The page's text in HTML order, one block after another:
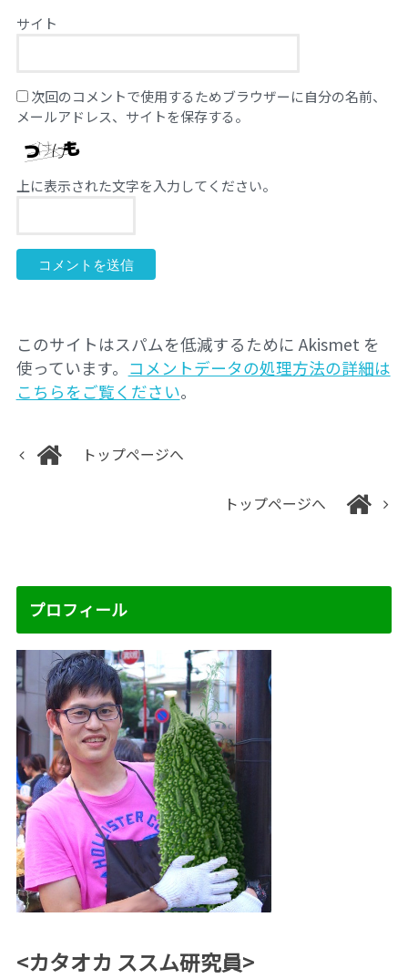
サイト
次回のコメントで使用するためブラウザーに自分の名前、
メールアドレス、サイトを保存する。
上に表示された文字を入力してください。
このサイトはスパムを低減するために Akismet を
使っています。 コメントデータの処理方法の詳細は
こちらをご覧ください。
トップページへ
トップページへ
プロフィール
<カタオカ ススム研究員>